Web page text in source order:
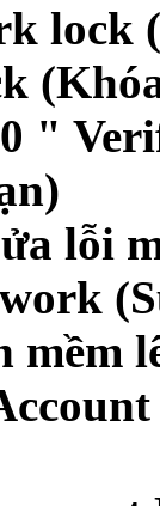
lock
"
lỗi
mềm